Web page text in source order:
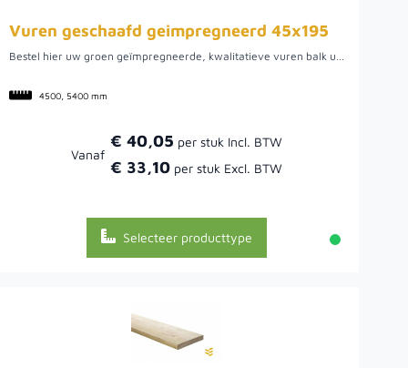
Vuren geschaafd geimpregneerd 45x195
Bestel hier uw groen geïmpregneerde, kwalitatieve vuren balk uit Noord-Europa. We hebben een ruime voorraad in diverse lengtes, zoals 4.50 en 5.40 meter. Het ruime assortiment maakt het mogelijk om de verschillende lengtes te combineren om een optimaal zaagrendement te behalen. Doordat het vurenhout uit Noord-Europa komt, is het van een mooie kwaliteit. Hier kan het hout namelijk rustig groeien wat uiteindelijk een rustige en stabiele balk oplevert.
4500, 5400 mm
Vanaf
€ 40,05
€ 33,10
Selecteer producttype